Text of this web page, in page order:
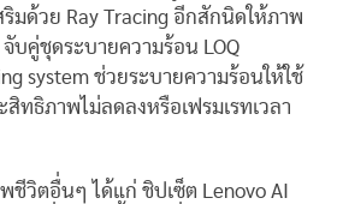
มด้วย Ray Tracing อีกสักนิดให้ภาพ
บคู่ชุดระบายความร้อน LOQ
system ช่วยระบายความร้อนให้ใช้
ทธิภาพไม่ลดลงหรือเฟรมเรทเวลา
ชีวิตอื่นๆ ได้แก่ ชิปเซ็ต Lenovo AI